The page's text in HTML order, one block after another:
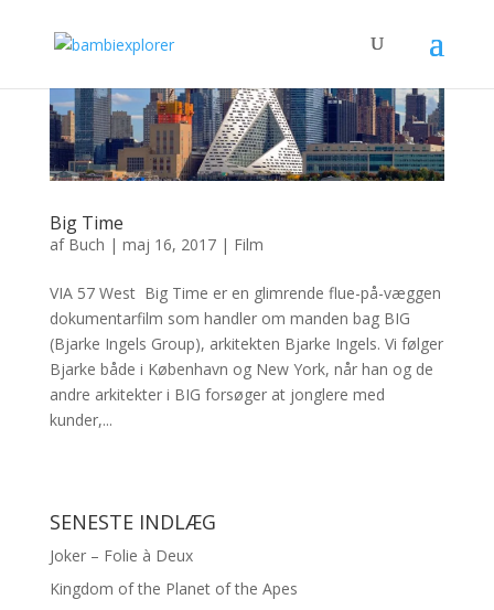
Big Time
af Buch | maj 16, 2017| Film
VIA 57 West Big Time er en glimrende flue-på-væggen
dokumentarfilm som handler om manden bag BIG
(Bjarke Ingels Group), arkitekten Bjarke Ingels. Vi følger
Bjarke både i København og New York, når han og de
andre arkitekter i BIG forsøger at jonglere med
kunder,...
SENESTE INDLÆG
Joker – Folie à Deux
Kingdom of the Planet of the Apes